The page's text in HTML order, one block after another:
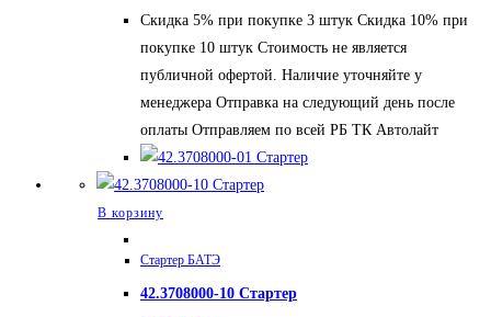
Скидка 5% при покупке 3 штук Скидка 10% при
покупке 10 штук Стоимость не является
публичной офертой. Наличие уточняйте у
менеджера Отправка на следующий день после
оплаты Отправляем по всей РБ ТК Автолайт
В корзину
Стартер БАТЭ
42.3708000-10 Стартер